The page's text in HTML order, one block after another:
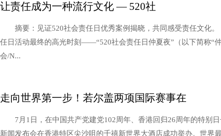
让责任成为一种流行文化 — 520社
摘要：见证520社会责任日优秀案例揭晓，共同感受责任文化
任日活动最终的高光时刻——“520社会责任日仲夏夜”（以下简称“
会/N...
走向世界第一步！若尔盖两项国际赛事在
7月1日，在中国共产党建党102周年、香港回归26周年的特别
新闻发布会在香港特区尖沙咀的千禧新世界大酒店成功举办。世界